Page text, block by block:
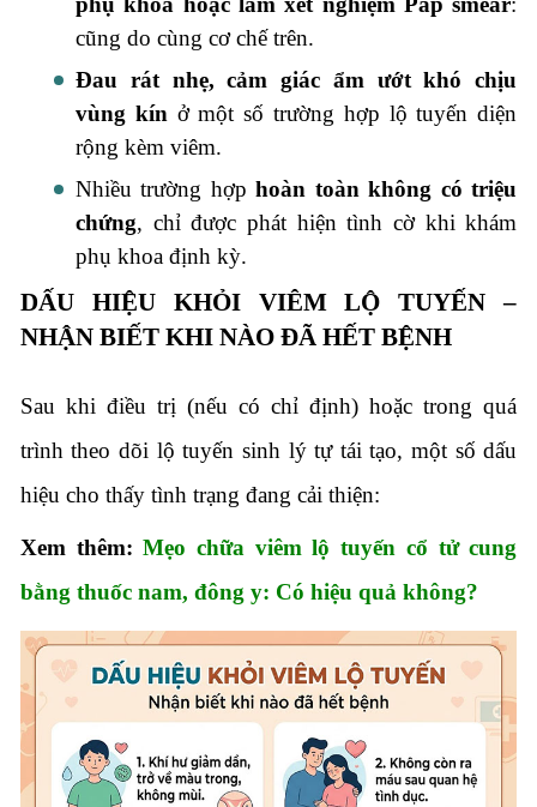
cũng do cùng cơ chế trên.
Đau rát nhẹ, cảm giác ẩm ướt khó chịu
vùng kín ở một số trường hợp lộ tuyến diện
rộng kèm viêm.
Nhiều trường hợphoàn toàn không có triệu
chứng, chỉ được phát hiện tình cờ khi khám
phụ khoa định kỳ.
DẤU HIỆU KHỎI VIÊM LỘ TUYẾN –
NHẬN BIẾT KHI NÀO ĐÃ HẾT BỆNH
Sau khi điều trị (nếu có chỉ định) hoặc trong quá
trình theo dõi lộ tuyến sinh lý tự tái tạo, một số dấu
hiệu cho thấy tình trạng đang cải thiện:
Xem thêm:Mẹo chữa viêm lộ tuyến cổ tử cung
bằng thuốc nam, đông y: Có hiệu quả không?